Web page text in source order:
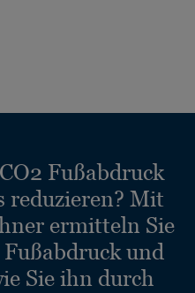
Fußabdruck
reduzieren? Mit
ermitteln Sie
und
Sie ihn durch